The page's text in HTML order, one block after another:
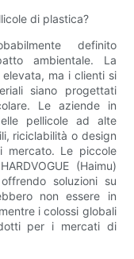
di plastica?
definito
ambientale. La
ma i clienti si
siano progettati
Le aziende in
pellicole ad alte
riciclabilità o design
mercato. Le piccole
(Haimu)
soluzioni su
non essere in
i colossi globali
per i mercati di